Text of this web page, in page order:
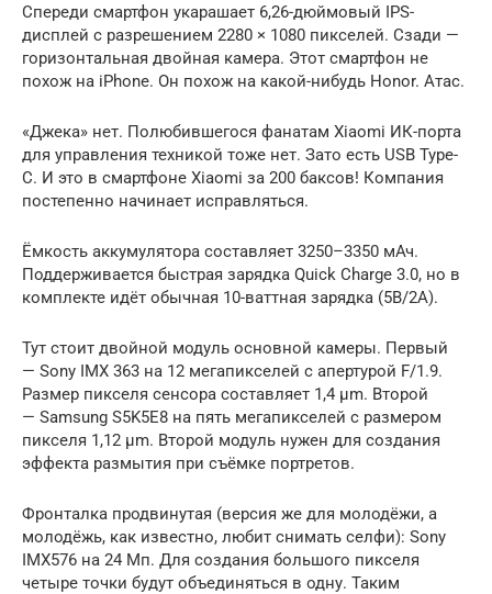
Спереди смартфон укарашает 6,26-дюймовый IPS-
дисплей с разрешением 2280 × 1080 пикселей. Сзади —
горизонтальная двойная камера. Этот смартфон не
похож на iPhone. Он похож на какой-нибудь Honor. Атас.
«Джека» нет. Полюбившегося фанатам Xiaomi ИК-порта
для управления техникой тоже нет. Зато есть USB Type-
C. И это в смартфоне Xiaomi за 200 баксов! Компания
постепенно начинает исправляться.
Ёмкость аккумулятора составляет 3250–3350 мАч.
Поддерживается быстрая зарядка Quick Charge 3.0, но в
комплекте идёт обычная 10-ваттная зарядка (5В/2А).
Тут стоит двойной модуль основной камеры. Первый
— Sony IMX 363 на 12 мегапикселей с апертурой F/1.9.
Размер пикселя сенсора составляет 1,4 µm. Второй
— Samsung S5K5E8 на пять мегапикселей с размером
пикселя 1,12 µm. Второй модуль нужен для создания
эффекта размытия при съёмке портретов.
Фронталка продвинутая (версия же для молодёжи, а
молодёжь, как известно, любит снимать селфи): Sony
IMX576 на 24 Мп. Для создания большого пикселя
четыре точки будут объединяться в одну. Таким